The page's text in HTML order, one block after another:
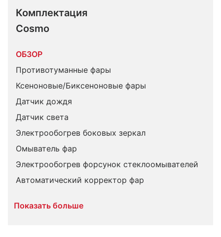
Комплектация
Cosmo
ОБЗОР
Противотуманные фары
Ксеноновые/Биксеноновые фары
Датчик дождя
Датчик света
Электрообогрев боковых зеркал
Омыватель фар
Электрообогрев форсунок стеклоомывателей
Автоматический корректор фар
Показать больше